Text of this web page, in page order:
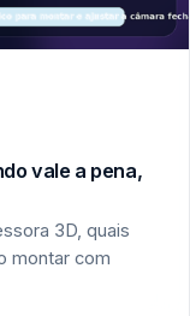
vale a pena,
3D, quais
montar com